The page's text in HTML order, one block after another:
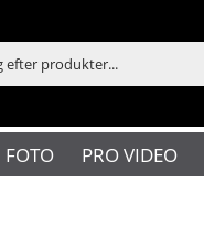
FOTO PRO VIDEO